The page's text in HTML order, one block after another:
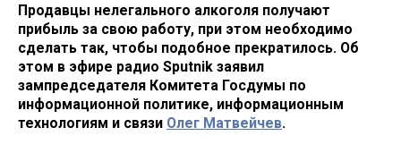
Продавцы нелегального алкоголя получают
прибыль за свою работу, при этом необходимо
сделать так, чтобы подобное прекратилось. Об
этом в эфире радио Sputnik заявил
зампредседателя Комитета Госдумы по
информационной политике, информационным
технологиям и связи Олег Матвейчев.